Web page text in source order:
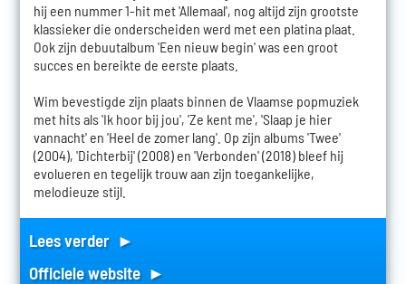
hij een nummer 1-hit met 'Allemaal', nog altijd zijn grootste
klassieker die onderscheiden werd met een platina plaat.
Ook zijn debuutalbum 'Een nieuw begin' was een groot
succes en bereikte de eerste plaats.
Wim bevestigde zijn plaats binnen de Vlaamse popmuziek
met hits als 'Ik hoor bij jou', 'Ze kent me', 'Slaap je hier
vannacht' en 'Heel de zomer lang'. Op zijn albums 'Twee'
(2004), 'Dichterbij' (2008) en 'Verbonden' (2018) bleef hij
evolueren en tegelijk trouw aan zijn toegankelijke,
melodieuze stijl.
Lees verder ►
Officiele website ►